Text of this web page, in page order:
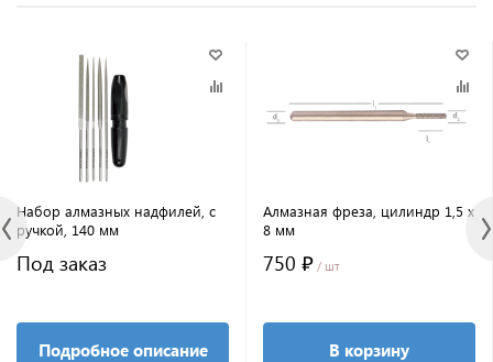
Набор алмазных надфилей, с
ручкой, 140 мм
Под заказ
Подробное описание
Алмазная фреза, цилиндр 1,5 x
8 мм
750 ₽ / шт
В корзину